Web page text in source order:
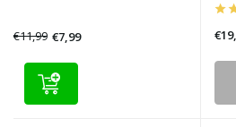
€11,99 €7,99